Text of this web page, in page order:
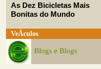
As Dez Bicicletas Mais
Bonitas do Mundo
VeÃ­culos
Blogs e Blogs